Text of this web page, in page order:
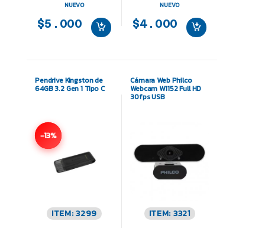
NUEVO
$5.000
NUEVO
$4.000
Pendrive Kingston de
64GB 3.2 Gen 1 Tipo C
-13%
ITEM: 3299
Cámara Web Philco
Webcam W1152 Full HD
30fps USB
ITEM: 3321